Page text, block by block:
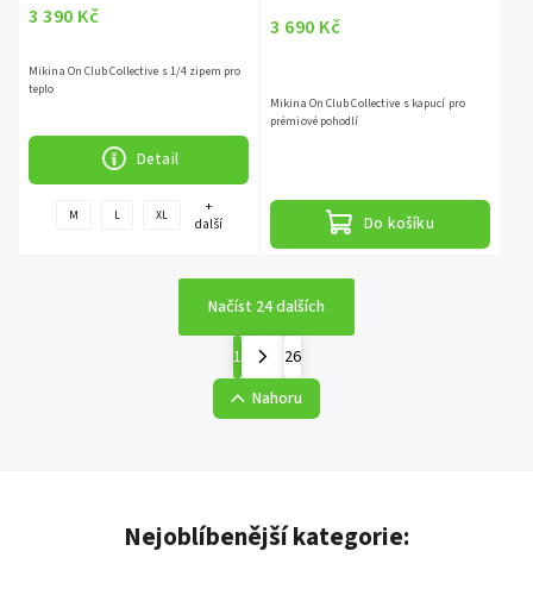
3 390 Kč
Detail
Mikina On Club Collective s 1/4 zipem pro
teplo
M L XL
+
další
3 690 Kč
Do košíku
Mikina On Club Collective s kapucí pro
prémiové pohodlí
Načíst 24 dalších
1
26
Nahoru
Nejoblíbenější kategorie: